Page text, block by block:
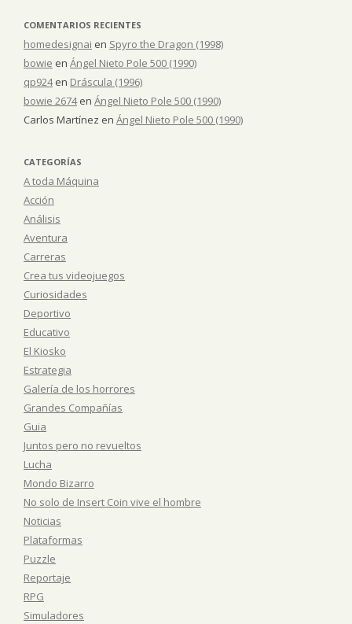
COMENTARIOS RECIENTES
homedesignai en Spyro the Dragon (1998)
bowie en Ángel Nieto Pole 500 (1990)
qp924en Dráscula (1996)
bowie 2674en Ángel Nieto Pole 500 (1990)
Carlos Martínez en Ángel Nieto Pole 500 (1990)
CATEGORÍAS
A toda Máquina
Acción
Análisis
Aventura
Carreras
Crea tus videojuegos
Curiosidades
Deportivo
Educativo
El Kiosko
Estrategia
Galería de los horrores
Grandes Compañías
Guia
Juntos pero no revueltos
Lucha
Mondo Bizarro
No solo de Insert Coin vive el hombre
Noticias
Plataformas
Puzzle
Reportaje
RPG
Simuladores